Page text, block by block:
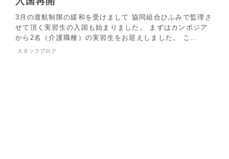
3月の渡航制限の緩和を受けまして 協同組合ひふみで監理さ
せて頂く実習生の入国も始まりました。 まずはカンボジア
から2名（介護職種）の実習生をお迎えしました。 こ…
スタッフブログ